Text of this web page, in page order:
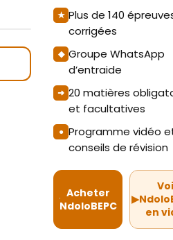
Plus de 140
corrigées
Groupe WhatsApp
d’entraide
20 matières
et facultatives
Programme vidéo
conseils de révision
Acheter
NdoloBEPC
▶
en